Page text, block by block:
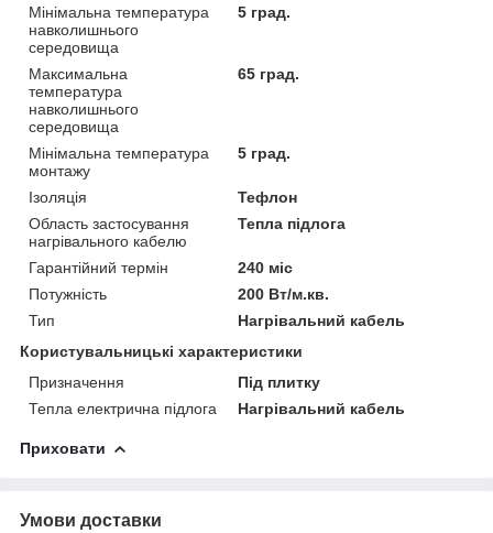
Мінімальна температура
навколишнього
середовища
5 град.
Максимальна
температура
навколишнього
середовища
65 град.
Мінімальна температура
монтажу
5 град.
Ізоляція
Тефлон
Область застосування
нагрівального кабелю
Тепла підлога
Гарантійний термін
240 міс
Потужність
200 Вт/м.кв.
Тип
Нагрівальний кабель
Користувальницькі характеристики
Призначення
Під плитку
Тепла електрична підлога
Нагрівальний кабель
Приховати
Умови доставки